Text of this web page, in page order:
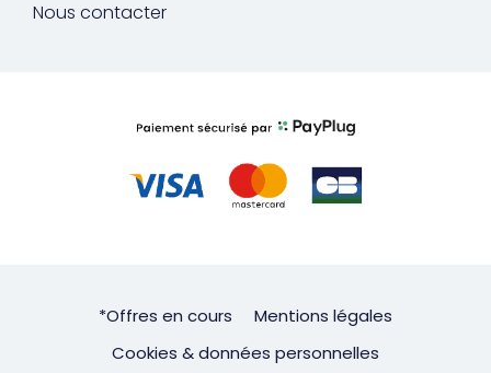
Nous contacter
*Offres en cours
Mentions légales
Cookies & données personnelles